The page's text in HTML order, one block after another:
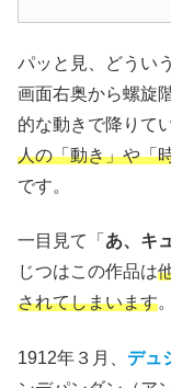
パッと見、どうい
画面右奥から螺旋
的な動きで降りて
人の「動き」や「
です。
一目見て「 あ、キ
じつはこの作品は
されてしまいます。
1912年３月、 デュ